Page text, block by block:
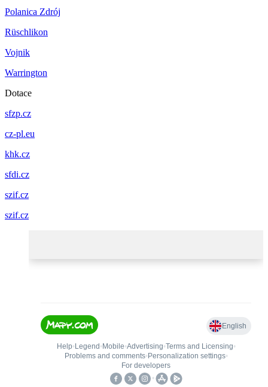
Polanica Zdrój
Rüschlikon
Vojnik
Warrington
Dotace
sfzp.cz
cz-pl.eu
khk.cz
sfdi.cz
szif.cz
szif.cz